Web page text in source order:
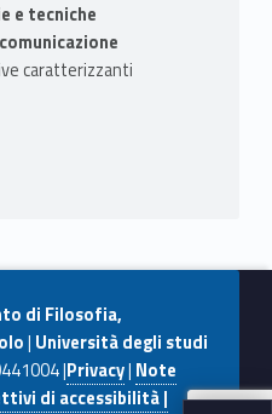
e tecniche
caratterizzanti
di Filosofia,
| Università degli studi
|Privacy| Note
di accessibilità |